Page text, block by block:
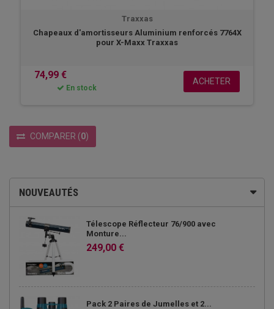
NOUVEAUTÉS
Télescope Réflecteur 76/900 avec
Monture...
249,00 €
Pack 2 Paires de Jumelles et 2...
Traxxas
Chapeaux d'amortisseurs Aluminium renforcés 7764X
pour X-Maxx Traxxas
74,99 €
En stock
ACHETER
COMPARER (0)